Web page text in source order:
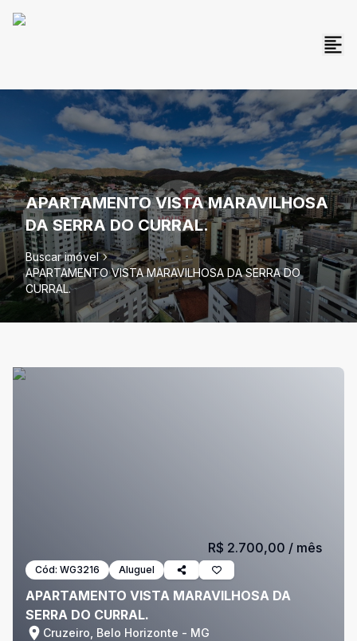
APARTAMENTO VISTA MARAVILHOSA
DA SERRA DO CURRAL.
Buscar imóvel
APARTAMENTO VISTA MARAVILHOSA DA SERRA DO
CURRAL.
Cód: WG3216 Aluguel
APARTAMENTO VISTA MARAVILHOSA DA
SERRA DO CURRAL.
Cruzeiro, Belo Horizonte - MG
R$ 2.700,00 / mês